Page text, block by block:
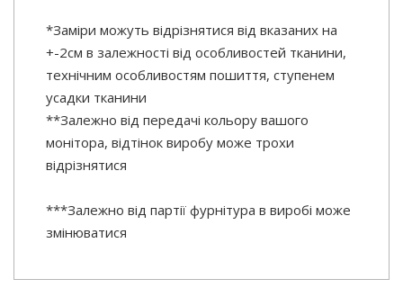
*Заміри можуть відрізнятися від вказаних на
+-2см в залежності від особливостей тканини,
технічним особливостям пошиття, ступенем
усадки тканини
**Залежно від передачі кольору вашого
монітора, відтінок виробу може трохи
відрізнятися
***Залежно від партії фурнітура в виробі може
змінюватися